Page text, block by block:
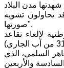
يحاولون تشويه
صورتها".
لإلغاء تقاعد
السلمي، الذي